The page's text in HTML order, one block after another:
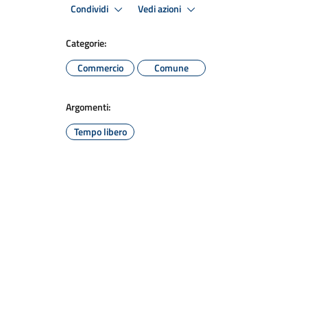
Condividi Vedi azioni
Categorie:
Commercio
Comune
Argomenti:
Tempo libero